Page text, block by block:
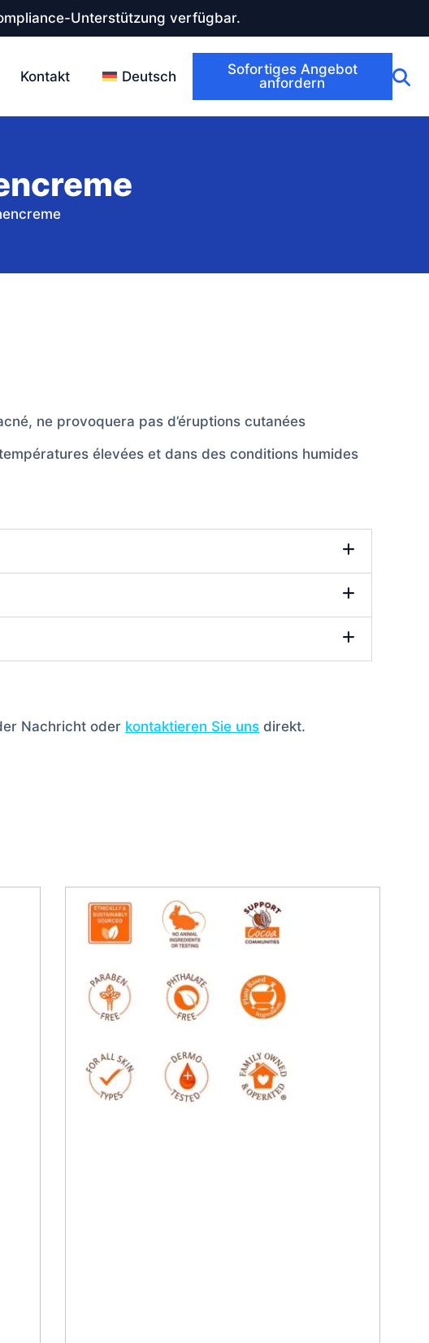
Unterstützung verfügbar.
Kontakt Deutsch
Sofortiges Angebot
anfordern
ne provoquera pas d’éruptions cutanées
élevées et dans des conditions humides
Nachricht oder kontaktieren Sie uns direkt.